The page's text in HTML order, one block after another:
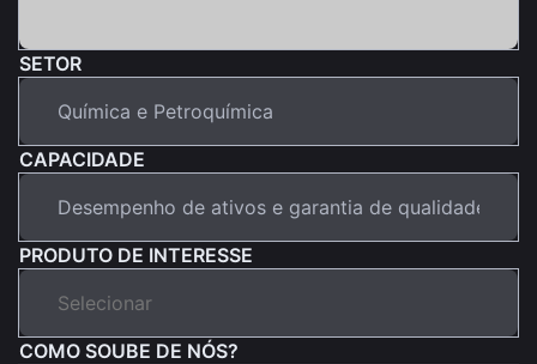
SETOR
CAPACIDADE
PRODUTO DE INTERESSE
COMO SOUBE DE NÓS?